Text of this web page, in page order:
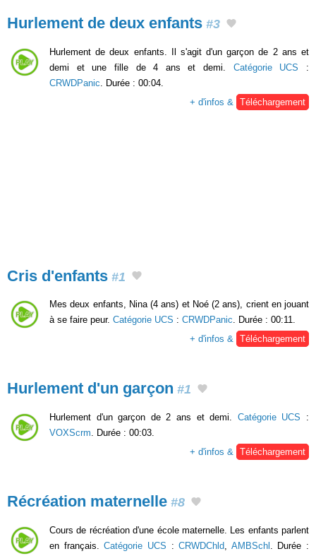
Hurlement de deux enfants #3
Hurlement de deux enfants. Il s'agit d'un garçon de 2 ans et
demi et une fille de 4 ans et demi. Catégorie UCS :
CRWDPanic . Durée : 00:04.
+ d'infos &
Téléchargement
Cris d'enfants #1
Mes deux enfants, Nina (4 ans) et Noé (2 ans), crient en jouant
à se faire peur. Catégorie UCS : CRWDPanic. Durée : 00:11.
+ d'infos & Téléchargement
Hurlement d'un garçon #1
Hurlement d'un garçon de 2 ans et demi. Catégorie UCS :
VOXScrm . Durée : 00:03.
+ d'infos &
Téléchargement
Récréation maternelle #8
Cours de récréation d'une école maternelle. Les enfants parlent
en français.Catégorie UCS :CRWDChld AMBSchl . Durée :